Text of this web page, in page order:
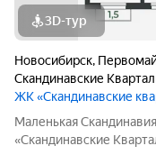
3D-тур
Новосибирск,
Скандинавские
ЖК «Скандинавские
Маленькая
«Скандинавские